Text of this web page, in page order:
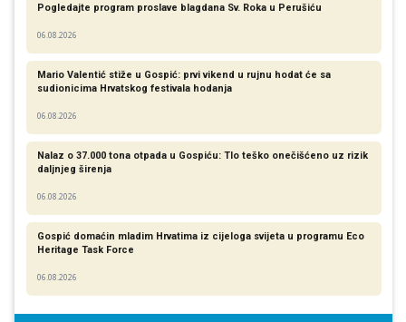
Pogledajte program proslave blagdana Sv. Roka u Perušiću
06.08.2026
Mario Valentić stiže u Gospić: prvi vikend u rujnu hodat će sa
sudionicima Hrvatskog festivala hodanja
06.08.2026
Nalaz o 37.000 tona otpada u Gospiću: Tlo teško onečišćeno uz rizik
daljnjeg širenja
06.08.2026
Gospić domaćin mladim Hrvatima iz cijeloga svijeta u programu Eco
Heritage Task Force
06.08.2026